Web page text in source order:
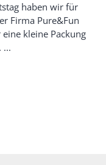
haben wir für
Firma Pure&Fun
kleine Packung
...